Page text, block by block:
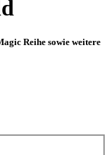
Reihe sowie weitere